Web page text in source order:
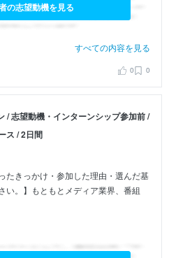
の志望動機を見る
すべての内容を見る
0 0
/ 志望動機・インターンシップ参加前 /
ス / 2日間
たきっかけ・参加した理由・選んだ基
い。】もともとメディア業界、番組